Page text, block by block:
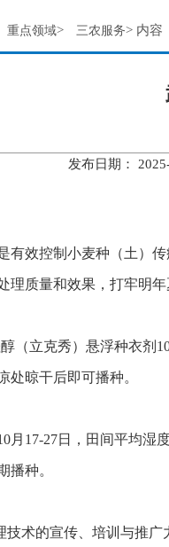
重点领域> 三农服务> 内容
发布日期：
有效控制小麦种（土）
理质量和效果，打牢明
（立克秀）悬浮种衣剂
处晾干后即可播种。
月17-27日，田间平均湿
播种。
技术的宣传、培训与推